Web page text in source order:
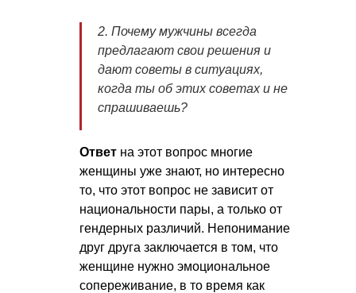
2. Почему мужчины всегда
предлагают свои решения и
дают советы в ситуациях,
когда ты об этих советах и не
спрашиваешь?
Ответ на этот вопрос многие
женщины уже знают, но интересно
то, что этот вопрос не зависит от
национальности пары, а только от
гендерных различий. Непонимание
друг друга заключается в том, что
женщине нужно эмоциональное
сопереживание, в то время как